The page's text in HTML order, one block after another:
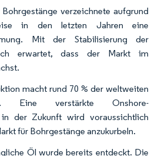
verzeichnete aufgrund
in den letzten Jahren eine
Mit der Stabilisierung der
erwartet, dass der Markt im
macht rund 70 % der weltweiten
Eine verstärkte Onshore-
der Zukunft wird voraussichtlich
für Bohrgestänge anzukurbeln.
Öl wurde bereits entdeckt. Die